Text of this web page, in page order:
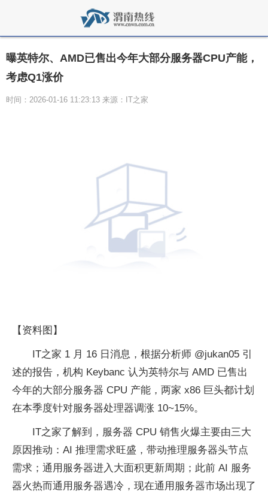
曝英特尔、AMD已售出今年大部分服务器CPU产能，
考虑Q1涨价
时间：2026-01-16 11:23:13 来源：IT之家
【资料图】
IT之家 1 月 16 日消息，根据分析师 @jukan05 引
述的报告，机构 Keybanc 认为英特尔与 AMD 已售出
今年的大部分服务器 CPU 产能，两家 x86 巨头都计划
在本季度针对服务器处理器调涨 10~15%。
IT之家了解到，服务器 CPU 销售火爆主要由三大
原因推动：AI 推理需求旺盛，带动推理服务器头节点
需求；通用服务器进入大面积更新周期；此前 AI 服务
器火热而通用服务器遇冷，现在通用服务器市场出现了